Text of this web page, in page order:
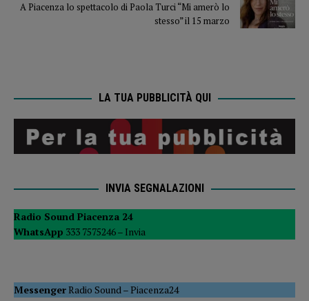
A Piacenza lo spettacolo di Paola Turci “Mi amerò lo
stesso” il 15 marzo
LA TUA PUBBLICITÀ QUI
INVIA SEGNALAZIONI
Radio Sound Piacenza 24
WhatsApp 333 7575246 – Invia
MessengerRadio Sound –Piacenza24